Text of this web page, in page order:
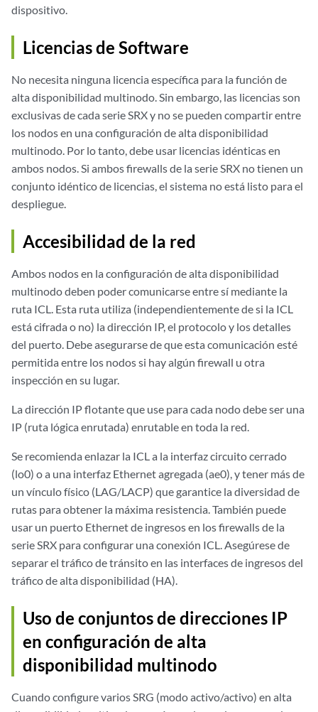
dispositivo.
Licencias de Software
No necesita ninguna licencia específica para la función de
alta disponibilidad multinodo. Sin embargo, las licencias son
exclusivas de cada serie SRX y no se pueden compartir entre
los nodos en una configuración de alta disponibilidad
multinodo. Por lo tanto, debe usar licencias idénticas en
ambos nodos. Si ambos firewalls de la serie SRX no tienen un
conjunto idéntico de licencias, el sistema no está listo para el
despliegue.
Accesibilidad de la red
Ambos nodos en la configuración de alta disponibilidad
multinodo deben poder comunicarse entre sí mediante la
ruta ICL. Esta ruta utiliza (independientemente de si la ICL
está cifrada o no) la dirección IP, el protocolo y los detalles
del puerto. Debe asegurarse de que esta comunicación esté
permitida entre los nodos si hay algún firewall u otra
inspección en su lugar.
La dirección IP flotante que use para cada nodo debe ser una
IP (ruta lógica enrutada) enrutable en toda la red.
Se recomienda enlazar la ICL a la interfaz circuito cerrado
(lo0) o a una interfaz Ethernet agregada (ae0), y tener más de
un vínculo físico (LAG/LACP) que garantice la diversidad de
rutas para obtener la máxima resistencia. También puede
usar un puerto Ethernet de ingresos en los firewalls de la
serie SRX para configurar una conexión ICL. Asegúrese de
separar el tráfico de tránsito en las interfaces de ingresos del
tráfico de alta disponibilidad (HA).
Uso de conjuntos de direcciones IP
en configuración de alta
disponibilidad multinodo
Cuando configure varios SRG (modo activo/activo) en alta